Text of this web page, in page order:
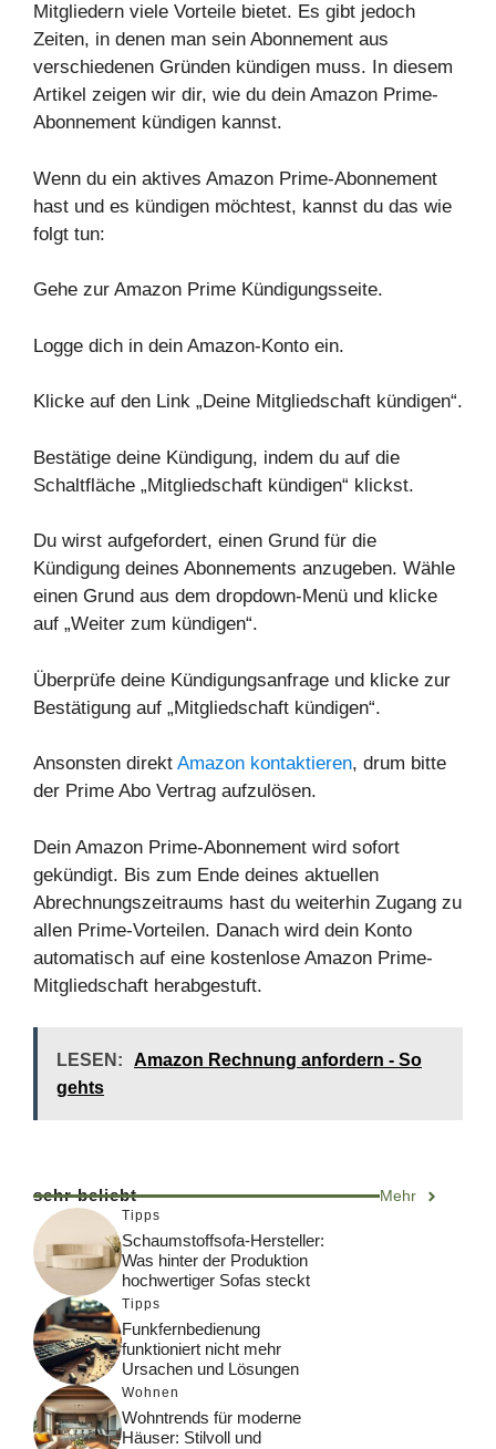
Mitgliedern viele Vorteile bietet. Es gibt jedoch
Zeiten, in denen man sein Abonnement aus
verschiedenen Gründen kündigen muss. In diesem
Artikel zeigen wir dir, wie du dein Amazon Prime-
Abonnement kündigen kannst.
Wenn du ein aktives Amazon Prime-Abonnement
hast und es kündigen möchtest, kannst du das wie
folgt tun:
Gehe zur Amazon Prime Kündigungsseite.
Logge dich in dein Amazon-Konto ein.
Klicke auf den Link „Deine Mitgliedschaft kündigen“.
Bestätige deine Kündigung, indem du auf die
Schaltfläche „Mitgliedschaft kündigen“ klickst.
Du wirst aufgefordert, einen Grund für die
Kündigung deines Abonnements anzugeben. Wähle
einen Grund aus dem dropdown-Menü und klicke
auf „Weiter zum kündigen“.
Überprüfe deine Kündigungsanfrage und klicke zur
Bestätigung auf „Mitgliedschaft kündigen“.
Ansonsten direkt Amazon kontaktieren, drum bitte
der Prime Abo Vertrag aufzulösen.
Dein Amazon Prime-Abonnement wird sofort
gekündigt. Bis zum Ende deines aktuellen
Abrechnungszeitraums hast du weiterhin Zugang zu
allen Prime-Vorteilen. Danach wird dein Konto
automatisch auf eine kostenlose Amazon Prime-
Mitgliedschaft herabgestuft.
LESEN:
Amazon Rechnung anfordern - So
gehts
sehr beliebt Mehr
Tipps
Schaumstoffsofa-Hersteller:
Was hinter der Produktion
hochwertiger Sofas steckt
Tipps
Funkfernbedienung
funktioniert nicht mehr
Ursachen und Lösungen
Wohnen
Wohntrends für moderne
Häuser: Stilvoll und